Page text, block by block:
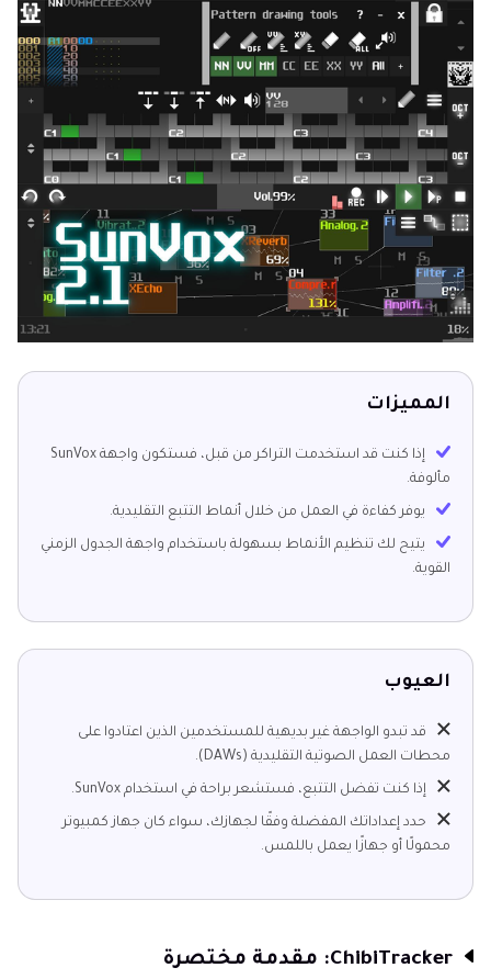
المميزات
إذا كنت قد استخدمت التراكر من قبل، فستكون واجهة SunVox
مألوفة.
يوفر كفاءة في العمل من خلال أنماط التتبع التقليدية.
يتيح لك تنظيم الأنماط بسهولة باستخدام واجهة الجدول الزمني
القوية.
العيوب
قد تبدو الواجهة غير بديهية للمستخدمين الذين اعتادوا على
محطات العمل الصوتية التقليدية (DAWs).
إذا كنت تفضل التتبع، فستشعر براحة في استخدام SunVox.
حدد إعداداتك المفضلة وفقًا لجهازك، سواء كان جهاز كمبيوتر
محمولًا أو جهازًا يعمل باللمس.